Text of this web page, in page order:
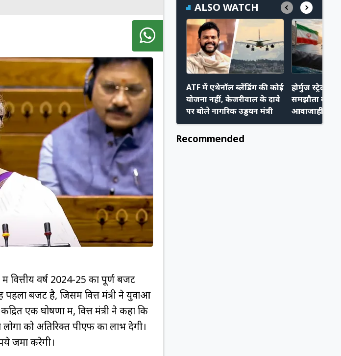
वित्तीय वर्ष 2024-25 का पूर्ण बजट
पहला बजट है, जिसमें वित्त मंत्री ने युवाओं
एक घोषणा में, वित्त मंत्री ने कहा कि
को अतिरिक्त पीएफ का लाभ देगी।
जमा करेगी।
ALSO WATCH
ATF में एथेनॉल ब्लेंडिंग की कोई
योजना नहीं, केजरीवाल के दावे
पर बोले नागरिक उड्डयन मंत्री
होर्मुज स्ट्रेट
समझौता
आवाजाही हो
Recommended